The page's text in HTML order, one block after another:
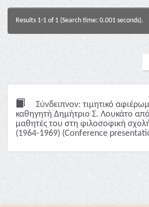
Results 1-1 of 1 (Search time: 0.001 seconds).
Σύνδειπνον: τιμητικό
καθηγητή Δημήτριο Σ. Λουκάτο
μαθητές του στη φιλοσοφική
(1964-1969) (Conference